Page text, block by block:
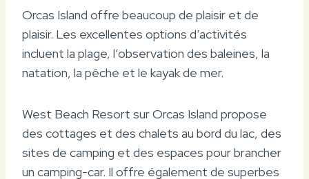
Orcas Island offre beaucoup de plaisir et de
plaisir. Les excellentes options d’activités
incluent la plage, l’observation des baleines, la
natation, la pêche et le kayak de mer.
West Beach Resort sur Orcas Island propose
des cottages et des chalets au bord du lac, des
sites de camping et des espaces pour brancher
un camping-car. Il offre également de superbes